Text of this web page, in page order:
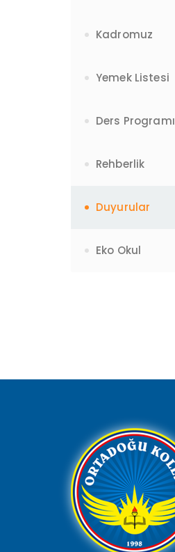
Kadromuz
Yemek Listesi
Ders Programı
Rehberlik
Duyurular
Eko Okul